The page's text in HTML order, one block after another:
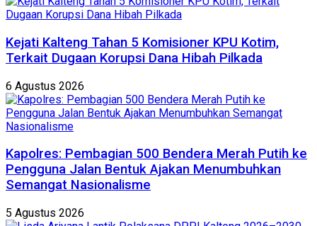
Kejati Kalteng Tahan 5 Komisioner KPU Kotim,
Terkait Dugaan Korupsi Dana Hibah Pilkada
6 Agustus 2026
Kapolres: Pembagian 500 Bendera Merah Putih ke
Pengguna Jalan Bentuk Ajakan Menumbuhkan
Semangat Nasionalisme
5 Agustus 2026